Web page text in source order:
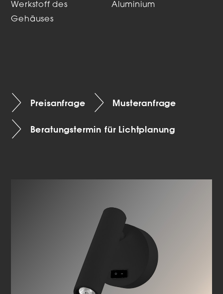
Werkstoff des
Gehäuses
Aluminium
Preisanfrage Musteranfrage
Beratungstermin für Lichtplanung